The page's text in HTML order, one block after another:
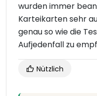
wurden immer
Karteikarten sehr
genau so wie die
Aufjedenfall zu
Nützlich